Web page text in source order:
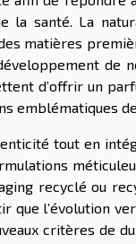
la santé. La
matières
de
d’offrir un
emblématiques
tout en
recyclé ou
que l’évolution
critères de